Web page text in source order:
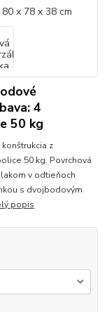
4
50 kg
z
50 kg. Povrchová
v odtieňoch
s dvojbodovým
popis